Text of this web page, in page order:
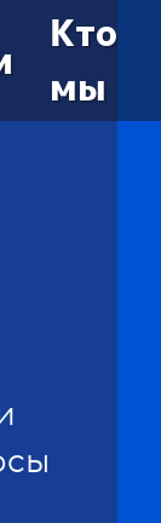
Кто
мы